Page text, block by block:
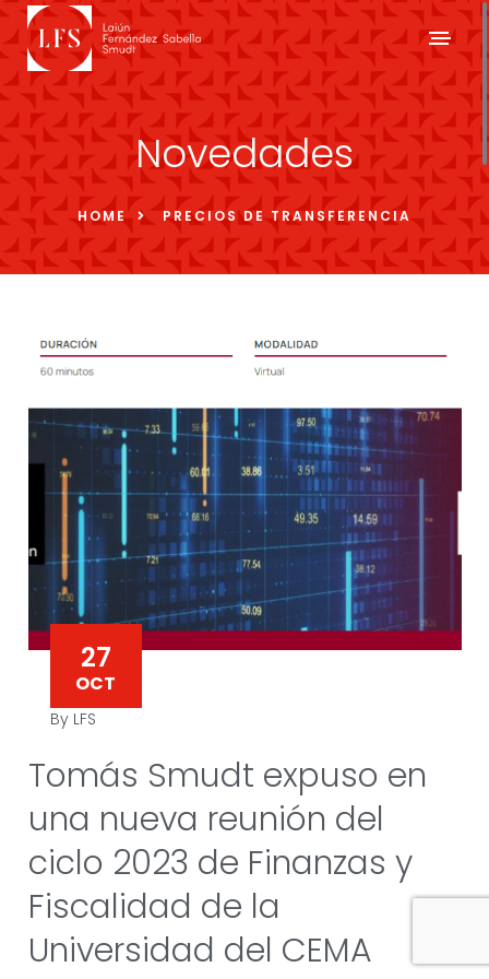
Novedades
HOME PRECIOS DE TRANSFERENCIA
27
OCT
By LFS
Tomás Smudt expuso en
una nueva reunión del
ciclo 2023 de Finanzas y
Fiscalidad de la
Universidad del CEMA